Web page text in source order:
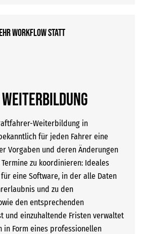
Workflow statt
Weiterbildung in
für jeden Fahrer eine
Vorgaben und deren Änderungen
zu koordinieren: Ideales
eine Software, in der alle Daten
und zu den
den entsprechenden
und einzuhaltende Fristen verwaltet
in Form eines professionellen